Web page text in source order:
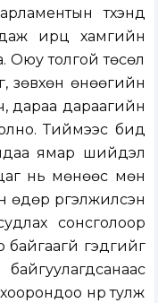
түүхэнд
ирц хамгийн
Оюу толгой төсөл
зөвхөн өнөөгийн
дараа дараагийн
Тиймээс бид
ямар шийдэл
цаг нь мөнөөс мөн
өдөр үргэлжилсэн
сонсголоор
байгаагүй гэдгийг
нүүр тулж